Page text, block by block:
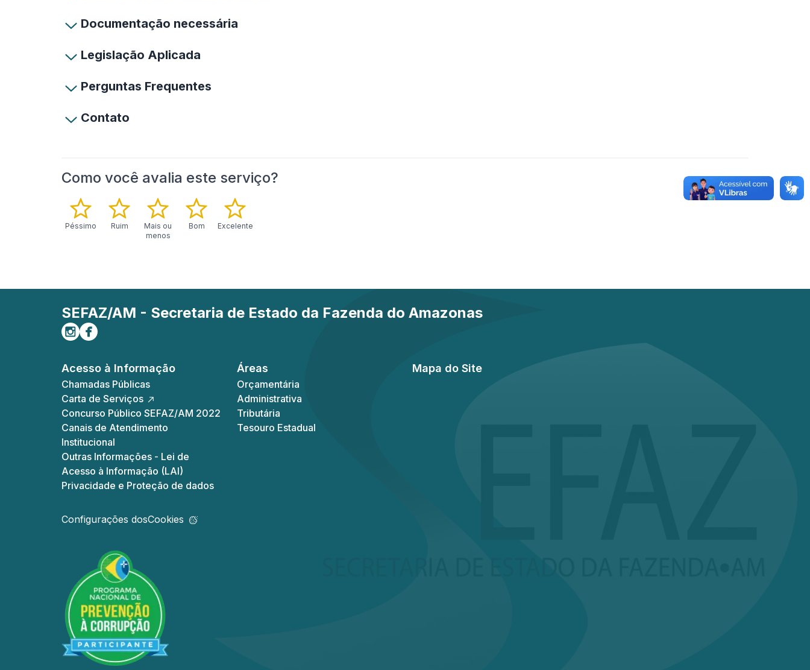
Documentação necessária
Legislação Aplicada
Perguntas Frequentes
Contato
Como você avalia este serviço?
Péssimo Ruim
Mais ou
menos
Bom Excelente
SEFAZ/AM - Secretaria de Estado da Fazenda do Amazonas
Siga-nos no Instagram
Curta-nos no Facebook
Acesso à Informação
Chamadas Públicas
Carta de Serviços
Concurso Público SEFAZ/AM 2022
Canais de Atendimento
Institucional
Outras Informações - Lei de
Acesso à Informação (LAI)
Privacidade e Proteção de dados
Áreas
Orçamentária
Administrativa
Tributária
Tesouro Estadual
Mapa do Site
Configurações dosCookies